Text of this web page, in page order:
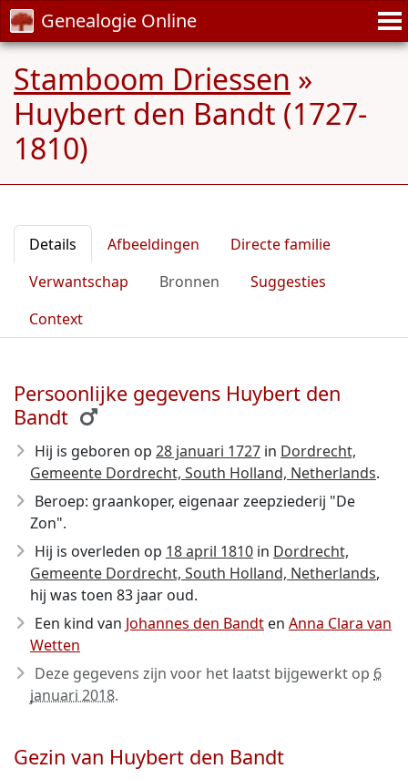
Genealogie Online
Stamboom Driessen »
Huybert den Bandt (1727-
1810)
Details Afbeeldingen
Directe familie
Verwantschap
Bronnen
Suggesties
Context
Persoonlijke gegevens Huybert den
Bandt
Hij is geboren op 28 januari 1727 in Dordrecht,
Gemeente Dordrecht, South Holland, Netherlands.
Beroep: graankoper, eigenaar zeepziederij "De
Zon".
Hij is overleden op 18 april 1810 in Dordrecht,
Gemeente Dordrecht, South Holland, Netherlands,
hij was toen 83 jaar oud.
Een kind van Johannes den Bandt en Anna Clara van
Wetten
Deze gegevens zijn voor het laatst bijgewerkt op 6
januari 2018.
Gezin van Huybert den Bandt